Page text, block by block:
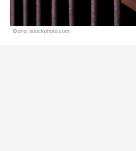
Фото: istockphoto.com